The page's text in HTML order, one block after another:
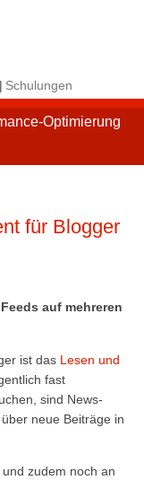
Schulungen
Optimierung
für Blogger
auf mehreren
ist das Lesen und
fast
sind News-
neue Beiträge in
zudem noch an